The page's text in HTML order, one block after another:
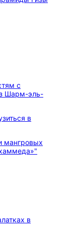
с
Шарм-эль-
в
в